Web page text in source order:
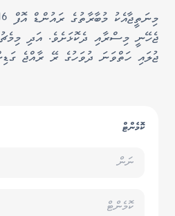
ޖެހޭނީ މިސްރާއި ދެކޮޅަށެވެ. އަދި
ޖުލައި ހަތްވަނަ ދުވަހުގެ ރޭ ރާއްޖެ ގަޑިން 21:00
ކޮމެންޓް